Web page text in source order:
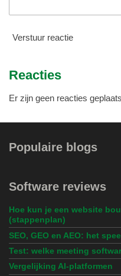
Verstuur reactie
Reacties
Er zijn geen reacties
Populaire blogs
Software reviews
Hoe kun je een website
(stappenplan)
SEO, GEO en AEO: het
Test: welke meeting
Vergelijking AI-platformen